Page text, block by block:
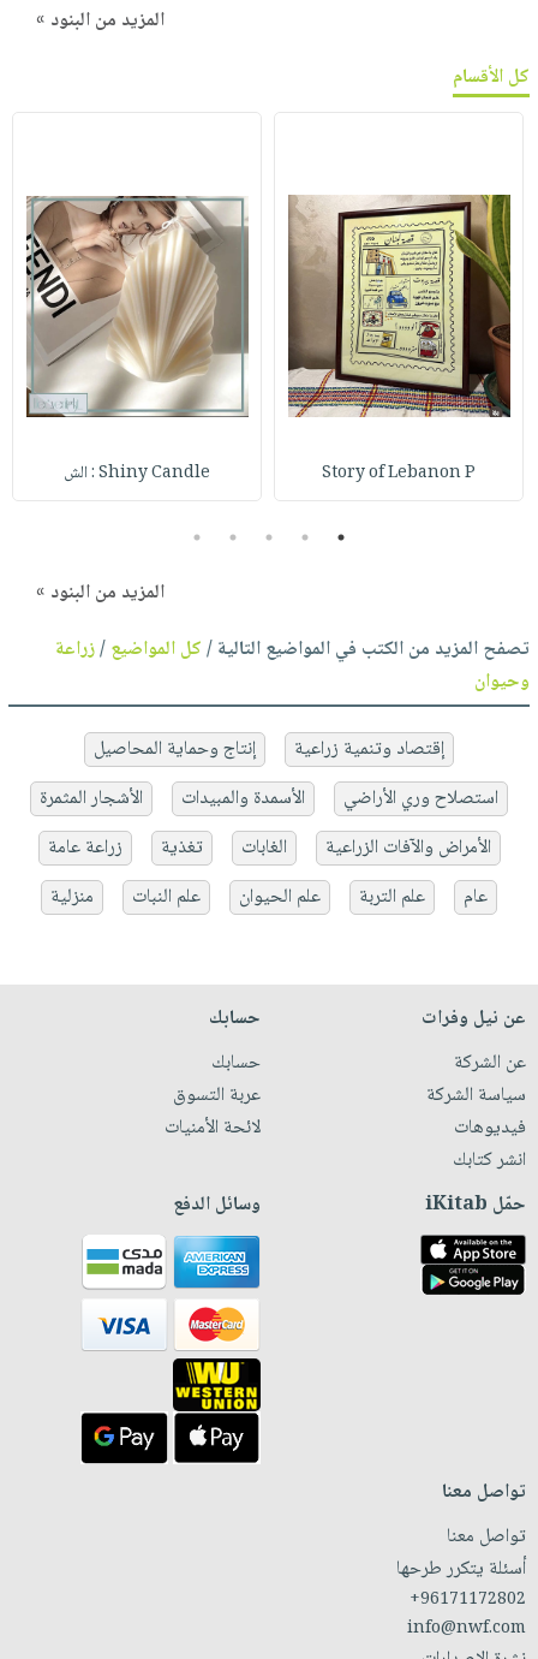
المزيد من البنود »
كل الأقسام
Story of Lebanon P Shiny Candle : الش
1
2
3
4
5
المزيد من البنود »
تصفح المزيد من الكتب في المواضيع التالية /كل المواضيع/زراعة
وحيوان
إقتصاد وتنمية زراعية
إنتاج وحماية المحاصيل
استصلاح وري الأراضي
الأسمدة والمبيدات
الأشجار المثمرة
الأمراض والآفات الزراعية
الغابات تغذية
زراعة عامة
عام
علم التربة علم الحيوان علم النبات منزلية
عن نيل وفرات
عن الشركة
سياسة الشركة
فيديوهات
انشر كتابك
حسابك
حسابك
عربة التسوق
لائحة الأمنيات
حمّل iKitab وسائل الدفع
تواصل معنا
تواصل معنا
أسئلة يتكرر طرحها
+96171172802
info@nwf.com